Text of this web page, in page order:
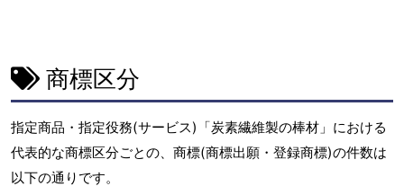
商標区分
指定商品・指定役務(サービス)「炭素繊維製の棒材」における
代表的な商標区分ごとの、商標(商標出願・登録商標)の件数は
以下の通りです。